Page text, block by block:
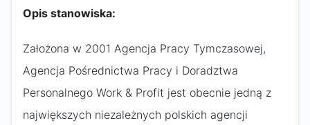
Opis stanowiska:
Założona w 2001 Agencja Pracy Tymczasowej,
Agencja Pośrednictwa Pracy i Doradztwa
Personalnego Work & Profit jest obecnie jedną z
największych niezależnych polskich agencji